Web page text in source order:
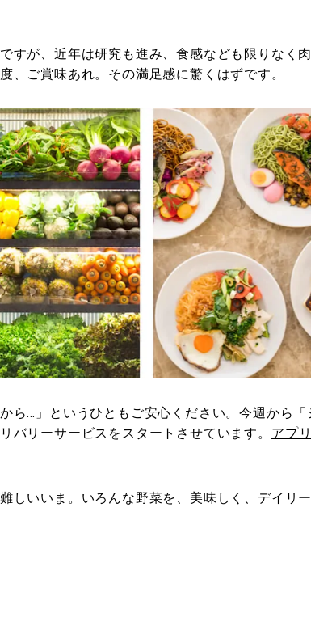
すが、近年は研究も進み、食感なども限りなく
、ご賞味あれ。その満足感に驚くはずです。
ら…」というひともご安心ください。今週から「
バリーサービスをスタートさせています。 アプリ
しいいま。いろんな野菜を、美味しく、デイリ